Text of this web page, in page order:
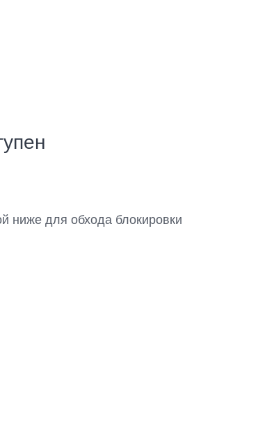
ниже для обхода блокировки